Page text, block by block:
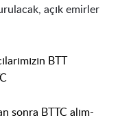
, açık emirler
BTT
sonra BTTCalım-